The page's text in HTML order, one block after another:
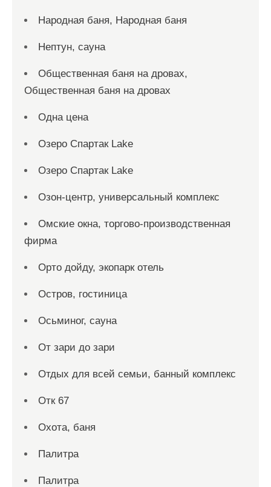
Народная баня, Народная баня
Нептун, сауна
Общественная баня на дровах,
Общественная баня на дровах
Одна цена
Озеро Спартак Lake
Озеро Спартак Lake
Озон-центр, универсальный комплекс
Омские окна, торгово-производственная
фирма
Орто дойду, экопарк отель
Остров, гостиница
Осьминог, сауна
От зари до зари
Отдых для всей семьи, банный комплекс
Отк 67
Охота, баня
Палитра
Палитра